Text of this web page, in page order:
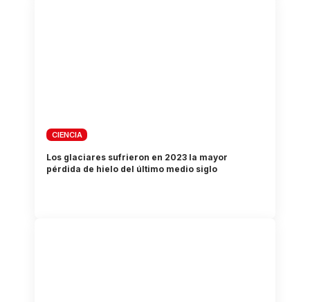
CIENCIA
Los glaciares sufrieron en 2023 la mayor
pérdida de hielo del último medio siglo